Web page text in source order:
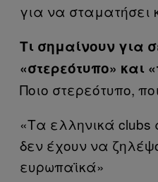
για να σταματήσει
Τι σημαίνουν για
«στερεότυπο» και
Ποιο στερεότυπο,
«Τα ελληνικά clubs
δεν έχουν να
ευρωπαϊκά»